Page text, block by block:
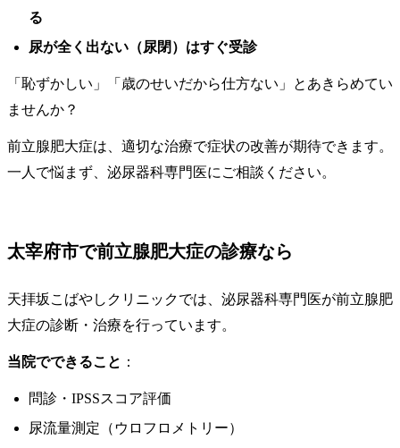
る
尿が全く出ない（尿閉）はすぐ受診
「恥ずかしい」「歳のせいだから仕方ない」とあきらめてい
ませんか？
前立腺肥大症は、適切な治療で症状の改善が期待できます。
一人で悩まず、泌尿器科専門医にご相談ください。
太宰府市で前立腺肥大症の診療なら
天拝坂こばやしクリニックでは、泌尿器科専門医が前立腺肥
大症の診断・治療を行っています。
当院でできること ：
問診・IPSSスコア評価
尿流量測定（ウロフロメトリー）